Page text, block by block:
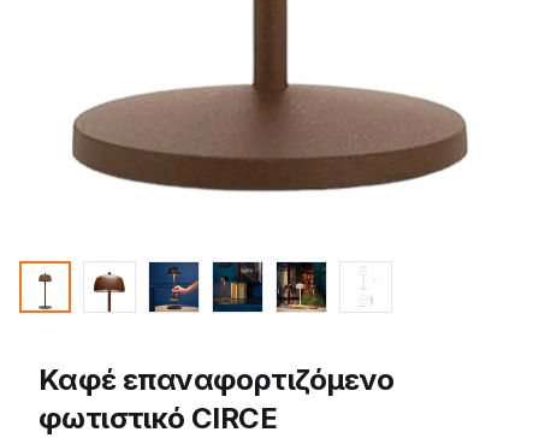
Καφέ επαναφορτιζόμενο
φωτιστικό CIRCE